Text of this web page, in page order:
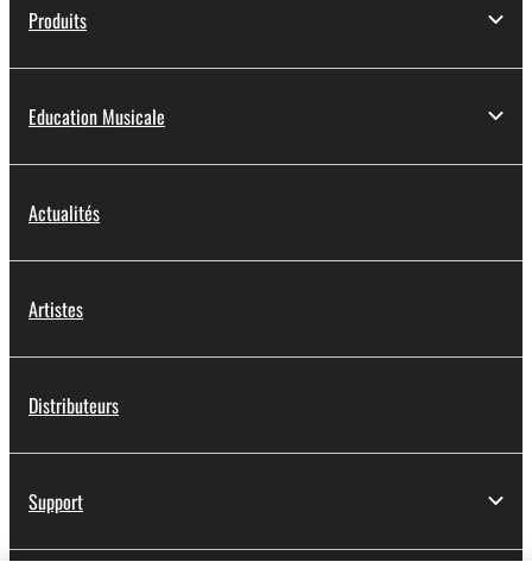
Produits
Education Musicale
Actualités
Artistes
Distributeurs
Support